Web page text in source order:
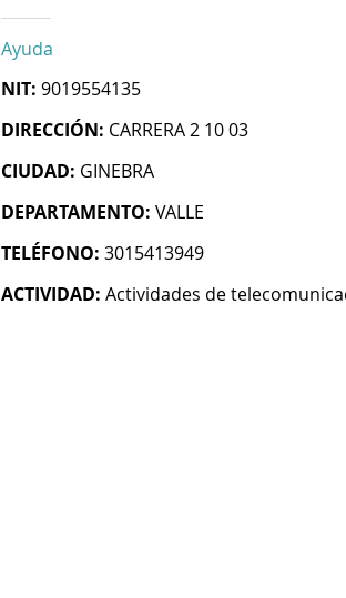
Ayuda
NIT: 9019554135
DIRECCIÓN: CARRERA 2 10 03
CIUDAD: GINEBRA
DEPARTAMENTO: VALLE
TELÉFONO: 3015413949
ACTIVIDAD: Actividades de